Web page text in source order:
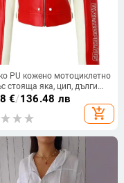
PU кожено мотоциклетно
стояща яка, цип, дълги
гръб с триизмерна
€/136.48 лв
add_shopping_cart